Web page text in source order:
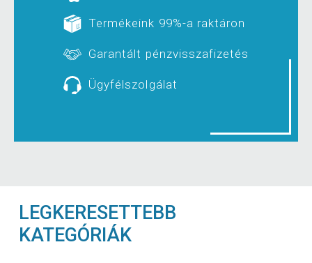
Termékeink 99%-a raktáron
Garantált pénzvisszafizetés
Ügyfélszolgálat
LEGKERESETTEBB
KATEGÓRIÁK